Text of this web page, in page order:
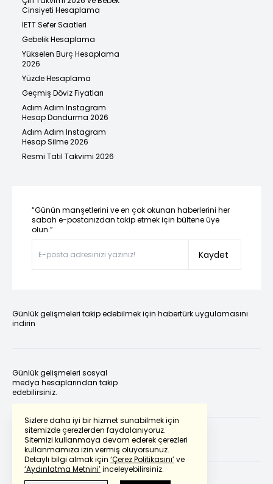
Sizlere daha iyi bir hizmet sunabilmek için
sitemizde çerezlerden faydalanıyoruz.
Sitemizi kullanmaya devam ederek çerezleri
kullanmamıza izin vermiş oluyorsunuz.
Detaylı bilgi almak için ‘Çerez Politikasını’ve
‘Aydınlatma Metnini’inceleyebilirsiniz.
Cinsiyeti Hesaplama
İETT Sefer Saatleri
Gebelik Hesaplama
Yükselen Burç Hesaplama
2026
Yüzde Hesaplama
Geçmiş Döviz Fiyatları
Adım Adım Instagram
Hesap Dondurma 2026
Adım Adım Instagram
Hesap Silme 2026
Resmi Tatil Takvimi 2026
“Günün manşetlerini ve en çok okunan haberlerini her
sabah e-postanızdan takip etmek için bültene üye
olun.”
Kaydet
Günlük gelişmeleri takip edebilmek için habertürk uygulamasını
indirin
Günlük gelişmeleri sosyal
medya hesaplarından takip
edebilirsiniz.